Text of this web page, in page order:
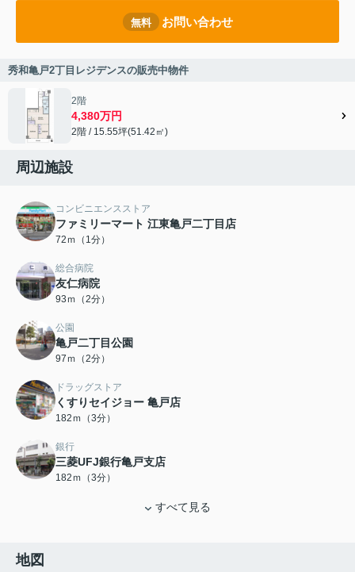
無料 お問い合わせ
秀和亀戸2丁目レジデンスの販売中物件
2階
4,380万円
2階 / 15.55坪(51.42㎡)
周辺施設
コンビニエンスストア
ファミリーマート 江東亀戸二丁目店
72ｍ（1分）
総合病院
友仁病院
93ｍ（2分）
公園
亀戸二丁目公園
97ｍ（2分）
ドラッグストア
くすりセイジョー 亀戸店
182ｍ（3分）
銀行
三菱UFJ銀行亀戸支店
182ｍ（3分）
すべて見る
地図